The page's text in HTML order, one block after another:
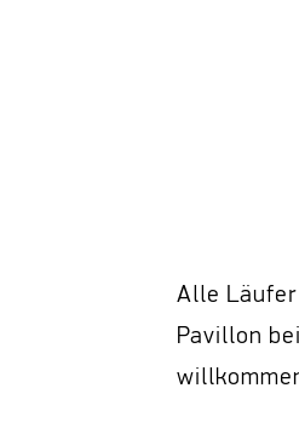
Alle
Pavillon